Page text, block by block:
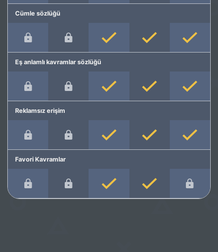
Cümle sözlüğü
Eş anlamlı kavramlar sözlüğü
Reklamsız erişim
Favori Kavramlar